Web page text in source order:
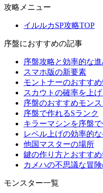
攻略メニュー
イルルカSP攻略TOP
序盤におすすめの記事
序盤攻略と効率的な
スマホ版の新要素
モントナーのおすす
スカウトの確率を上
序盤のおすすめモン
序盤で作れるSランク
キラーマシンを序盤
レベル上げの効率的
他国マスターの場所
鍵の作り方とおすすめ
カメハの不思議な冒
モンスター一覧